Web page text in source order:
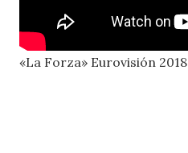
«La Forza» Eurovisión 2018